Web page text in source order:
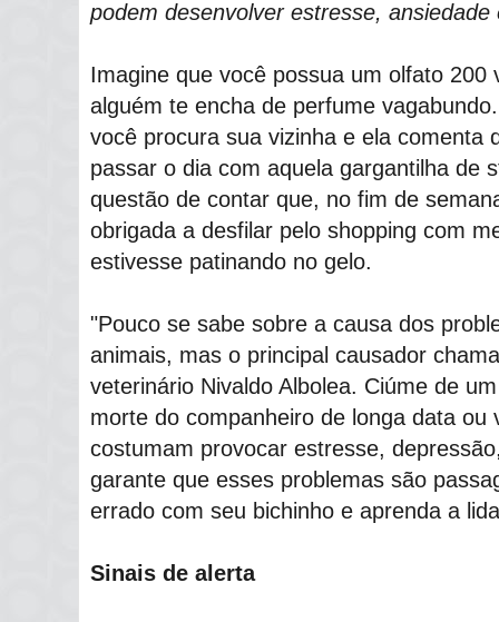
podem desenvolver estresse, ansiedade
Imagine que você possua um olfato 200
alguém te encha de perfume
você procura sua vizinha e ela comenta
passar o dia com aquela gargantilha de
questão de contar que, no fim de
obrigada a desfilar pelo shopping com
estivesse patinando no gelo.
"Pouco se sabe sobre a causa dos
animais, mas o principal causador
veterinário Nivaldo Albolea. Ciúme de
morte do companheiro de longa data ou
costumam provocar estresse,
garante que esses problemas são
errado com seu bichinho e aprenda a
Sinais de alerta